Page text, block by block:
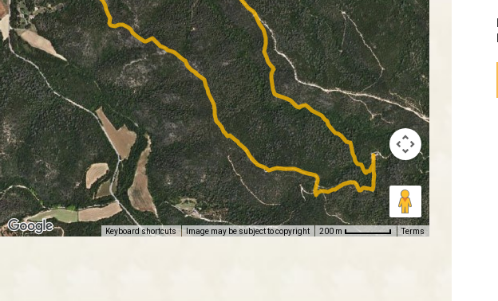
Keyboard shortcuts Image may be subject to copyright 200 m Terms